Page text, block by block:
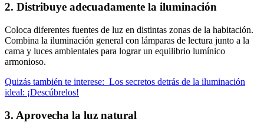
2. Distribuye adecuadamente la iluminación
Coloca diferentes fuentes de luz en distintas zonas de la habitación.
Combina la iluminación general con lámparas de lectura junto a la
cama y luces ambientales para lograr un equilibrio lumínico
armonioso.
Quizás también te interese: Los secretos detrás de la iluminación
ideal: ¡Descúbrelos!
3. Aprovecha la luz natural